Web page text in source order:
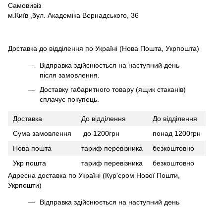
Самовивіз
м.Київ ,бул. Академіка Вернадського, 36
Доставка до відділення по Україні (Нова Пошта, Укрпошта)
Відправка здійснюється на наступний день
після замовлення.
Доставку габаритного товару (ящик стаканів)
сплачує покупець.
Доставка До відділення
До відділення
Сума замовлення
до 1200грн
понад 1200грн
Нова пошта
тариф перевізника
безкоштовно
Укр пошта
тариф перевізника
безкоштовно
Адресна доставка по Україні (Кур'єром Нової Пошти,
Укрпошти)
Відправка здійснюється на наступний день